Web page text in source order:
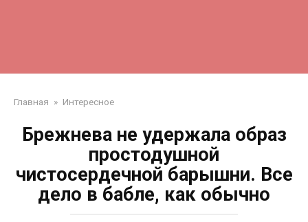
Главная » Интересное
Брежнева не удержала образ
простодушной
чистосердечной барышни. Все
дело в бабле, как обычно